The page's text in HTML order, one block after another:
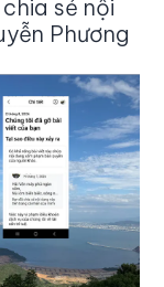
sẻ nội
Phương